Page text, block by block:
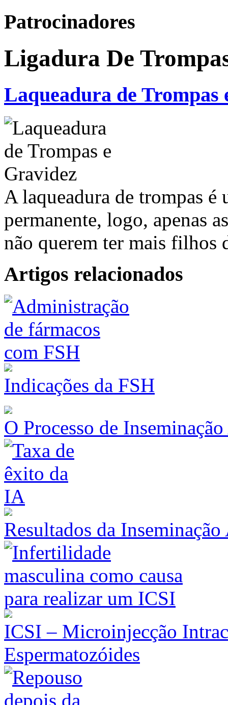
Patrocinadores
Ligadura De
Laqueadura de Trompas
A laqueadura de trompas
permanente, logo, apenas
não querem ter mais filhos
Artigos relacionados
Indicações da FSH
O Processo de
Resultados da
ICSI – Microinjecção
Espermatozóides